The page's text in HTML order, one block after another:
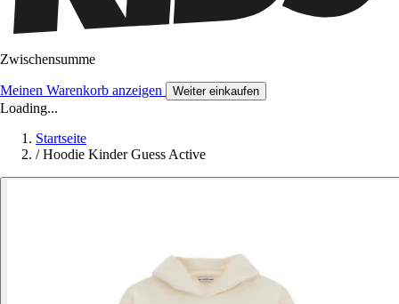
Zwischensumme
Meinen Warenkorb anzeigen Weiter einkaufen
Loading...
Startseite
/ Hoodie Kinder Guess Active